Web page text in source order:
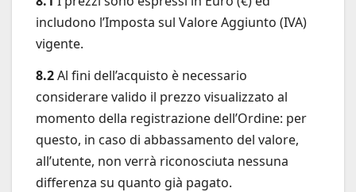
includono l’Imposta sul Valore Aggiunto (IVA)
vigente.
8.2Al fini dell’acquisto è necessario
considerare valido il prezzo visualizzato al
momento della registrazione dell’Ordine: per
questo, in caso di abbassamento del valore,
all’utente, non verrà riconosciuta nessuna
differenza su quanto già pagato.